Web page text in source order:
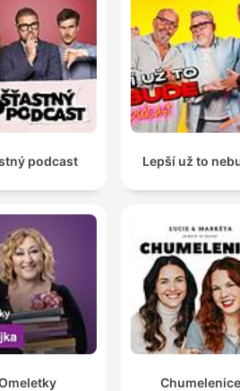
00:01:40 · Die Gruppe diskutiert
durch regulatorische Vorgaben.
podcast Lepší už to
Chumelenice